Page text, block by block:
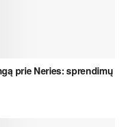
prie Neries: sprendimų